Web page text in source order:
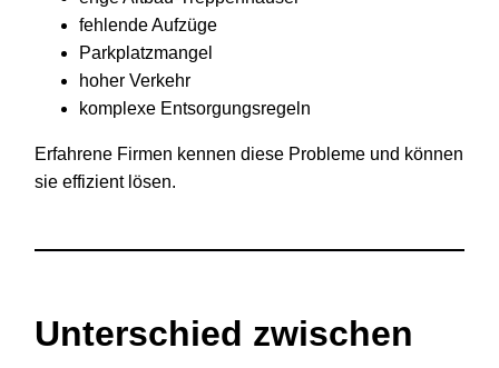
fehlende Aufzüge
Parkplatzmangel
hoher Verkehr
komplexe Entsorgungsregeln
Erfahrene Firmen kennen diese Probleme und können
sie effizient lösen.
Unterschied zwischen